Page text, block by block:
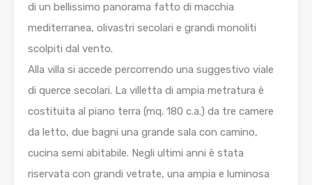
di un bellissimo panorama fatto di macchia
mediterranea, olivastri secolari e grandi monoliti
scolpiti dal vento.
Alla villa si accede percorrendo una suggestivo viale
di querce secolari. La villetta di ampia metratura è
costituita al piano terra (mq. 180 c.a.) da tre camere
da letto, due bagni una grande sala con camino,
cucina semi abitabile. Negli ultimi anni è stata
riservata con grandi vetrate, una ampia e luminosa